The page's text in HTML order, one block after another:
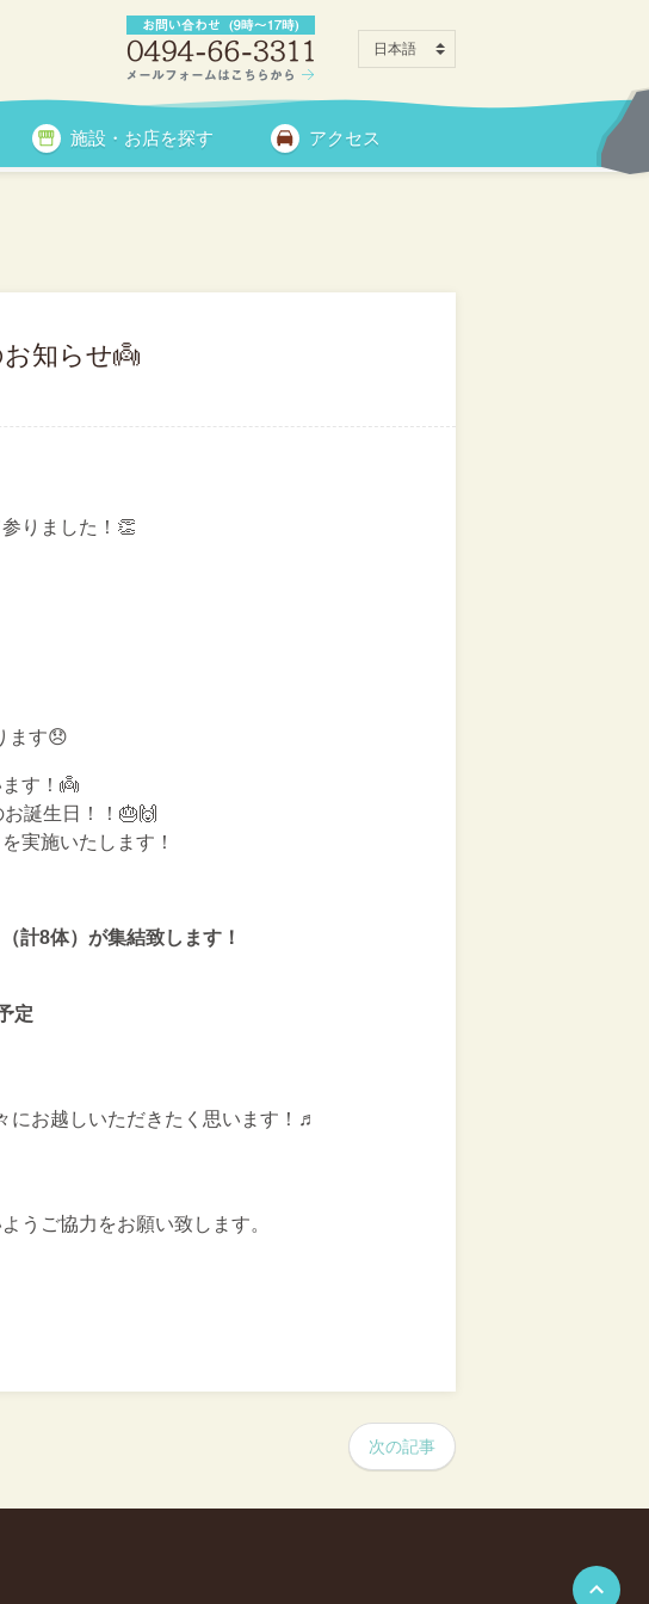
施設・お店を探す アクセス
知らせ👼
りました！👏
ます😞
す！👼
誕生日！！🎂🙌
実施いたします！
計8体）が集結致します！
定
にお越しいただきたく思います！♬
うご協力をお願い致します。
次の記事